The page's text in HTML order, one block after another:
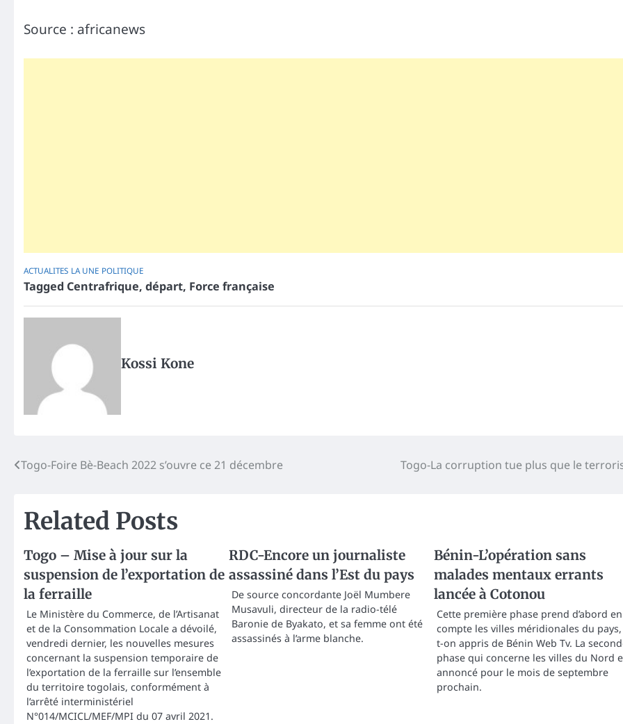
Source : africanews
ACTUALITES LA UNE POLITIQUE
Tagged Centrafrique, départ, Force française
Kossi Kone
Post
Togo-Foire Bè-Beach 2022 s’ouvre ce 21 décembre Togo-La corruption tue plus que le
Related Posts
Togo – Mise à jour sur la
suspension de l’exportation de
la ferraille
Le Ministère du Commerce, de l’Artisanat
et de la Consommation Locale a dévoilé,
vendredi dernier, les nouvelles mesures
concernant la suspension temporaire de
l’exportation de la ferraille sur l’ensemble
du territoire togolais, conformément à
l’arrêté interministériel
N°014/MCICL/MEF/MPI du 07 avril 2021.
RDC-Encore un journaliste
assassiné dans l’Est du pays
De source concordante Joël Mumbere
Musavuli, directeur de la radio-télé
Baronie de Byakato, et sa femme ont été
assassinés à l’arme blanche.
Bénin-L’opération sans
malades mentaux errants
lancée à Cotonou
Cette première phase prend d’abord en
compte les villes méridionales du
t-on appris de Bénin Web Tv. La
phase qui concerne les villes du Nord
annoncé pour le mois de septembre
prochain.